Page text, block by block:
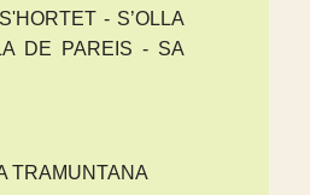
- S’OLLA
DE PAREIS - SA
TRAMUNTANA